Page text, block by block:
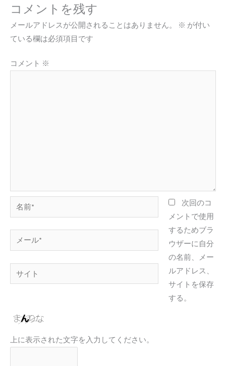
コメントを残す
メールアドレスが公開されることはありません。 ※ が付い
ている欄は必須項目です
コメント ※
前
*
ー
ル
イ
次回のコ
メントで使用
するためブラ
ウザーに自分
の名前、メー
ルアドレス、
サイトを保存
する。
上に表示された文字を入力してください。